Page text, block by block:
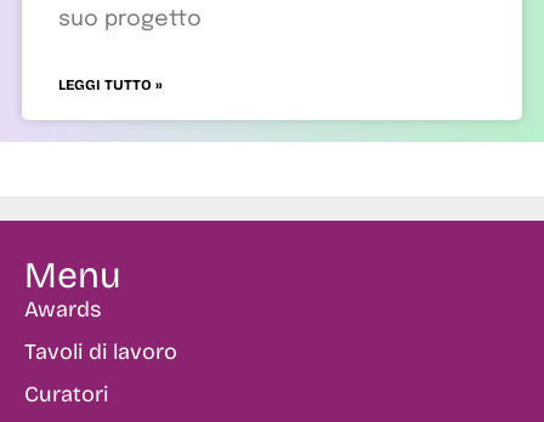
suo progetto
LEGGI TUTTO »
Menu
Awards
Tavoli di lavoro
Curatori